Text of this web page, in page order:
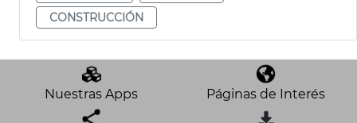
CONSTRUCCIÓN
Nuestras Apps Páginas de Interés